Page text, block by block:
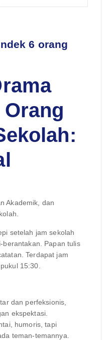
6 orang
Orang
Akademik, dan
setelah jam sekolah
berantakan. Papan tulis
Terdapat jam
15:30.
dan perfeksionis,
ekspektasi.
humoris, tapi
teman-temannya.